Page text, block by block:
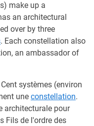
make up a
an architectural
over by three
. Each constellation also
an ambassador of
Cent systèmes (environ
une constellation.
architecturale pour
Fils de l'ordre des